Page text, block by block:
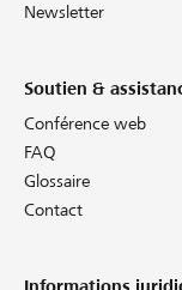
Newsletter
Soutien &
Conférence web
FAQ
Glossaire
Contact
Informations